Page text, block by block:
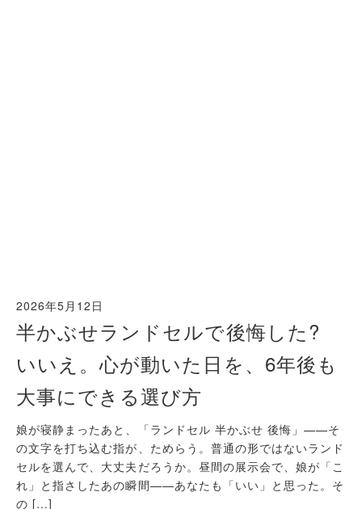
2026年5月12日
半かぶせランドセルで後悔した?
いいえ。心が動いた日を、6年後も
大事にできる選び方
娘が寝静まったあと、「ランドセル 半かぶせ 後悔」——そ
の文字を打ち込む指が、ためらう。普通の形ではないランド
セルを選んで、大丈夫だろうか。昼間の展示会で、娘が「こ
れ」と指さしたあの瞬間——あなたも「いい」と思った。そ
の […]